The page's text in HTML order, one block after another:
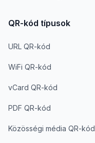
QR-kód típusok
URL QR-kód
WiFi QR-kód
vCard QR-kód
PDF QR-kód
Közösségi média QR-kód